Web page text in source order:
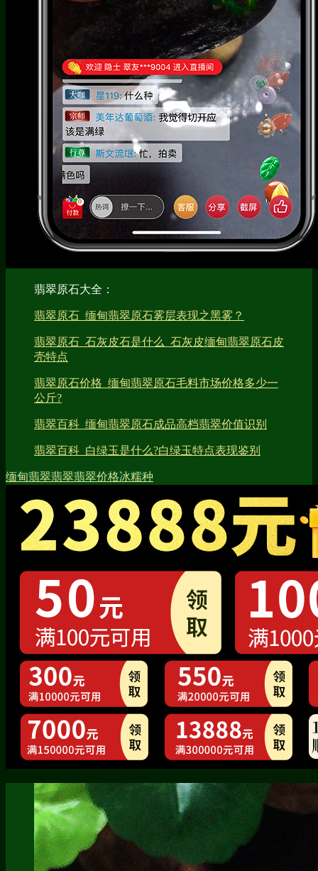
翡翠原石大全：
翡翠原石_缅甸翡翠原石雾层表现之黑雾？
翡翠原石_石灰皮石是什么_石灰皮缅甸翡翠原石皮
壳特点
翡翠原石价格_缅甸翡翠原石毛料市场价格多少一
公斤?
翡翠百科_缅甸翡翠原石成品高档翡翠价值识别
翡翠百科_白绿玉是什么?白绿玉特点表现鉴别
缅甸翡翠翡翠翡翠价格冰糯种